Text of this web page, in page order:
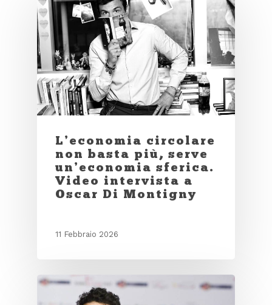
L’economia circolare
non basta più, serve
un’economia sferica.
Video intervista a
Oscar Di Montigny
11 Febbraio 2026